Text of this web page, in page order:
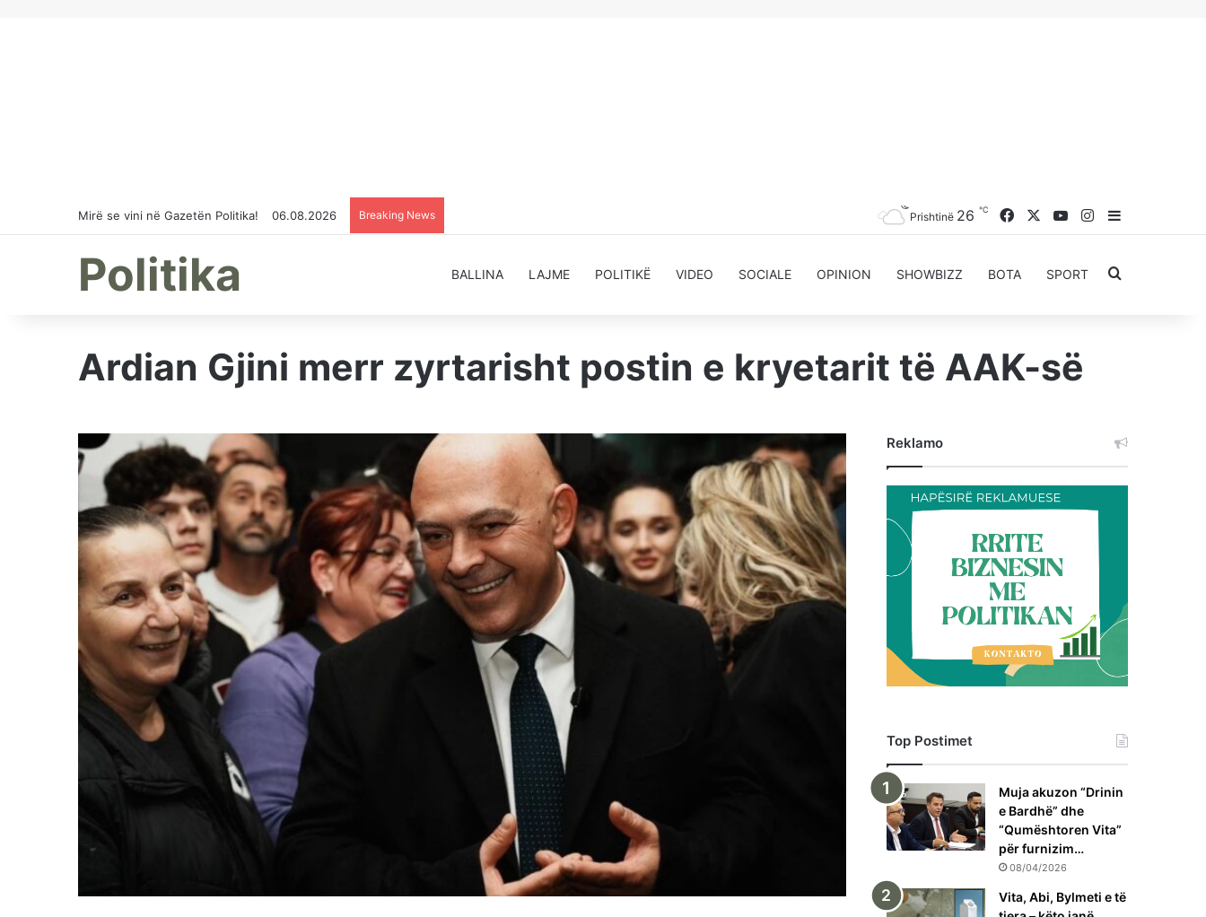
Mirë se vini në Gazetën Politika! 06.08.2026 Breaking News Prishtinë 26 ℃ FacebookYouTubeInstagram
Sidebar
Politika BALLINA LAJME POLITIKË VIDEO SOCIALE OPINION SHOWBIZZ BOTA SPORT Kërkoni
Ardian Gjini merr zyrtarisht postin e kryetarit të AAK-së
Reklamo
Top Postimet
Muja akuzon “Drinin
e Bardhë” dhe
“Qumështoren Vita”
për furnizim…
08/04/2026
Vita, Abi, Bylmeti e të